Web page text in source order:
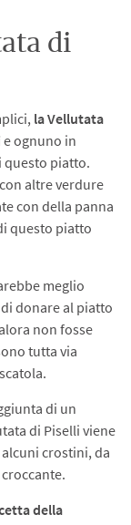
di
la Vellutata
e ognuno in
questo piatto.
altre verdure
con della panna
questo piatto
meglio
donare al piatto
non fosse
tutta via
di un
di Piselli viene
crostini, da
della